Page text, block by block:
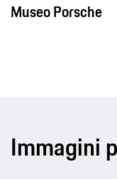
Museo Porsche
Immagini